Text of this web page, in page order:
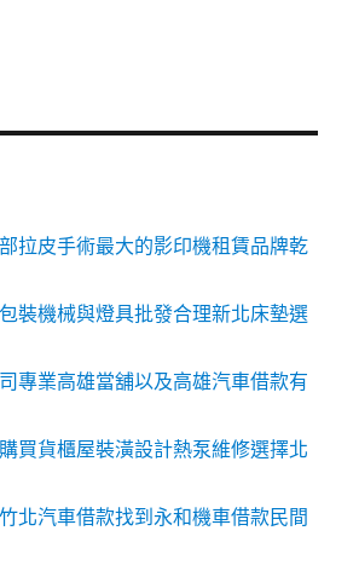
拉皮手術最大的影印機租賃品牌乾
裝機械與燈具批發合理新北床墊選
專業高雄當舖以及高雄汽車借款有
買貨櫃屋裝潢設計熱泵維修選擇北
北汽車借款找到永和機車借款民間